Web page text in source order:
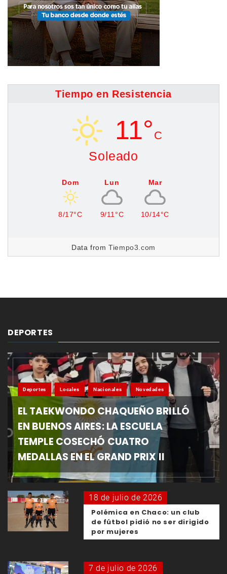
Tiempo en Resistencia
11° C
Soleado
Dom
8/17°C
Lun
9/11°C
Mar
10/14°C
Data fromTiempo3.com
DEPORTES
Deportes Locales Nacionales Novedades
EL TAEKWONDO CHAQUEÑO BRILLÓ
EN BUENOS AIRES: LA ESCUELA
TEMPLE COSECHÓ CUATRO
MEDALLAS EN EL GRAND PRIX II
18 de julio de 2026
Polémica en Chaco: un club
de fútbol pidió no ser dirigido
por mujeres
7 de julio de 2026